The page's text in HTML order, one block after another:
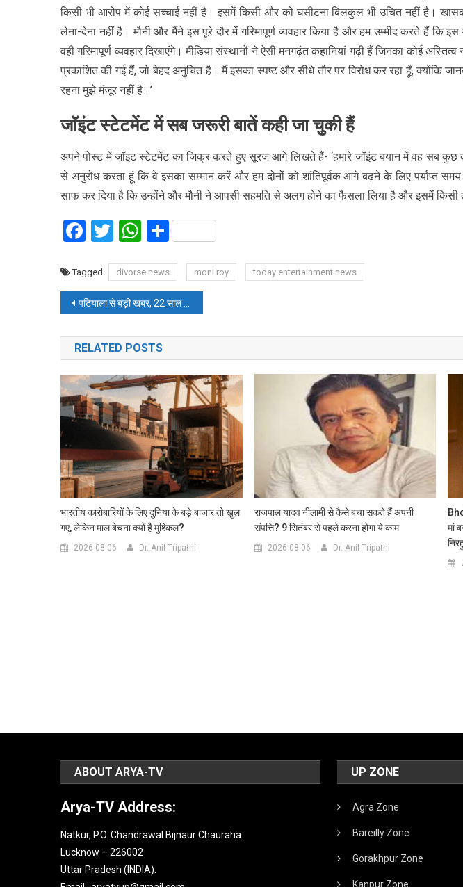
किसी भी आरोप में कोई सच्चाई नहीं है। इसमें किसी और को घसीटना बिलकुल भी उचित नहीं है।
लेना-देना नहीं है। मौनी और मैंने इस पूरे दौर में गरिमापूर्ण व्यवहार किया है और हम उम्मीद करते हैं कि इस
वही गरिमापूर्ण व्यवहार दिखाएंगे। मीडिया संस्थानों ने ऐसी मनगढ़ंत कहानियां गढ़ी हैं जिनका कोई
प्रकाशित की गई हैं, जो बेहद अनुचित है। मैं इसका स्पष्ट और सीधे तौर पर विरोध कर रहा हूँ, क्योंकि
रहना मुझे मंजूर नहीं है।’
जॉइंट स्टेटमेंट में सब जरूरी बातें कही जा चुकी हैं
अपने पोस्ट में जॉइंट स्टेटमेंट का जिक्र करते हुए सूरज आगे लिखते हैं- ‘हमारे जॉइंट बयान में वह सब
से अनुरोध करता हूं कि वे इसका सम्मान करें और हम दोनों को शांतिपूर्वक आगे बढ़ने के लिए पर्याप्त
साफ कर दिया है कि उन्होंने और मौनी ने आपसी सहमति से अलग होने का फैसला लिया है और इसमें किसी
Facebook
TwitterWhatsApp
Share
Tagged divorse news moni roy today entertainment news
Post
navigation
पटियाला से बड़ी खबर, 22 साल के मेडिकल स्टूडेंट की बेरहमी से हत्या, खून से लथपथ शव मिला
RELATED POSTS
भारतीय कारोबारियों के लिए दुनिया के बड़े बाजार तो खुल
गए, लेकिन माल बेचना क्यों है मुश्किल?
2026-08-06 Dr. Anil Tripathi
राजपाल यादव नीलामी से कैसे बचा सकते हैं अपनी
संपत्ति? 9 सितंबर से पहले करना होगा ये काम
2026-08-06 Dr. Anil Tripathi
मां
ABOUT ARYA-TV
Arya-TV Address:
Natkur, P.O. Chandrawal Bijnaur Chauraha
Lucknow – 226002
Uttar Pradesh (INDIA).
UP ZONE
Agra Zone
Bareilly Zone
Gorakhpur Zone
Kanpur Zone